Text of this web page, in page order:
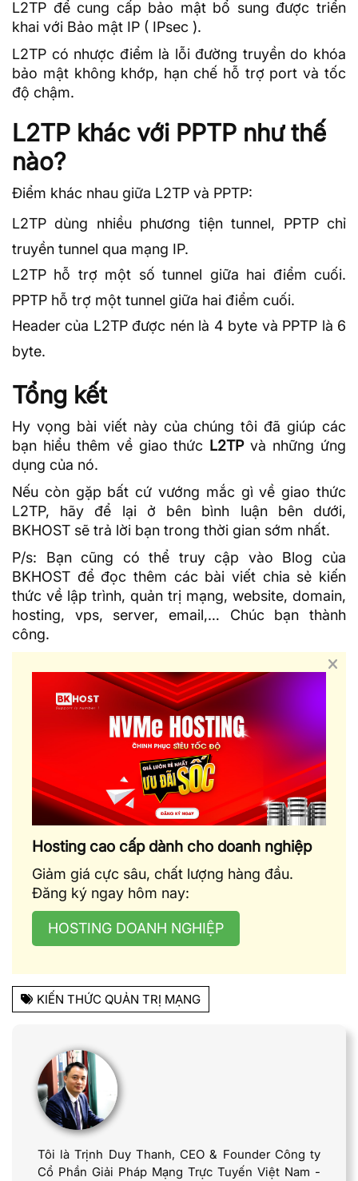
L2TP để cung cấp bảo mật bổ sung được triển
khai với Bảo mật IP ( IPsec ).
L2TP có nhược điểm là lỗi đường truyền do khóa
bảo mật không khớp, hạn chế hỗ trợ port và tốc
độ chậm.
L2TP khác với PPTP như thế
nào?
Điểm khác nhau giữa L2TP và PPTP:
L2TP dùng nhiều phương tiện tunnel, PPTP chỉ
truyền tunnel qua mạng IP.
L2TP hỗ trợ một số tunnel giữa hai điểm cuối.
PPTP hỗ trợ một tunnel giữa hai điểm cuối.
Header của L2TP được nén là 4 byte và PPTP là 6
byte.
Tổng kết
Hy vọng bài viết này của chúng tôi đã giúp các
bạn hiểu thêm về giao thức L2TPvà những ứng
dụng của nó.
Nếu còn gặp bất cứ vướng mắc gì về giao thức
L2TP, hãy để lại ở bên bình luận bên dưới,
BKHOST sẽ trả lời bạn trong thời gian sớm nhất.
P/s: Bạn cũng có thể truy cập vào Blog của
BKHOST để đọc thêm các bài viết chia sẻ kiến
thức về lập trình, quản trị mạng, website, domain,
hosting, vps, server, email,… Chúc bạn thành
công.
Hosting cao cấp dành cho doanh nghiệp
Giảm giá cực sâu, chất lượng hàng đầu.
Đăng ký ngay hôm nay:
HOSTING DOANH NGHIỆP
KIẾN THỨC QUẢN TRỊ MẠNG
Tôi là Trịnh Duy Thanh, CEO & Founder Công ty
Cổ Phần Giải Pháp Mạng Trực Tuyến Việt Nam -